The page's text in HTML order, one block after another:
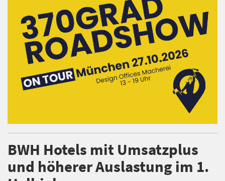
BWH Hotels mit Umsatzplus
und höherer Auslastung im 1.